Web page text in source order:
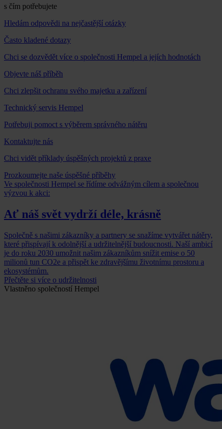
s čím potřebujete
Hledám odpovědi na nejčastější otázky
Často kladené dotazy
Chci se dozvědět více o společnosti Hempel a jejích hodnotách
Objevte náš příběh
Chci zlepšit ochranu svého majetku a zařízení
Technický servis Hempel
Potřebuji pomoct s výběrem správného nátěru
Kontaktujte nás
Chci vidět příklady úspěšných projektů z praxe
Prozkoumejte naše úspěšné příběhy
Ve společnosti Hempel se řídíme odvážným cílem a společnou
výzvou k akci:
Ať náš svět vydrží déle, krásně
Společně s našimi zákazníky a partnery se snažíme vytvářet nátěry,
které přispívají k odolnější a udržitelnější budoucnosti. Naší ambicí
je do roku 2030 umožnit našim zákazníkům snížit emise o 50
milionů tun CO2e a přispět ke zdravějšímu životnímu prostoru a
ekosystémům.
Přečtěte si více o udržitelnosti
Vlastněno společností Hempel